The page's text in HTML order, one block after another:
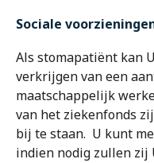
Sociale
Als stomapatiënt kan
verkrijgen van een
maatschappelijk
van het ziekenfonds
bij te staan. U kunt
indien nodig zullen zij